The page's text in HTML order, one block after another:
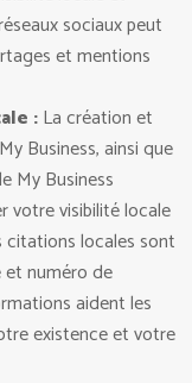
sociaux peut
et mentions
:La création et
Business, ainsi que
My Business
votre visibilité locale
citations locales sont
numéro de
aident les
existence et votre